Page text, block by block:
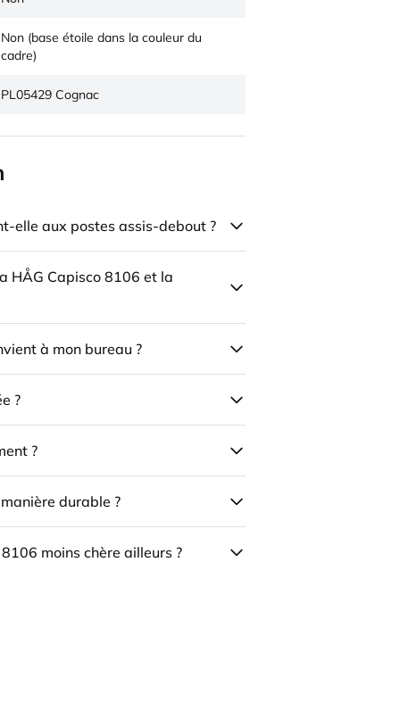
Non (base étoile dans la couleur du
cadre)
PL05429 Cognac
elle aux postes assis-debout ?
HÅG Capisco 8106 et la
à mon bureau ?
?
?
durable ?
moins chère ailleurs ?